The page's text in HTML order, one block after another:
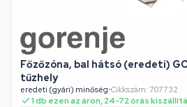
Főzőzóna, bal hátsó (eredeti)
tűzhely
eredeti (gyári) minőség•Cikkszám: 707732
1 db ezen az áron, 24-72 órás